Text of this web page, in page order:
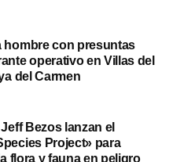
hombre con presuntas
operativo en Villas del
del Carmen
Bezos lanzan el
Project» para
flora y fauna en peligro